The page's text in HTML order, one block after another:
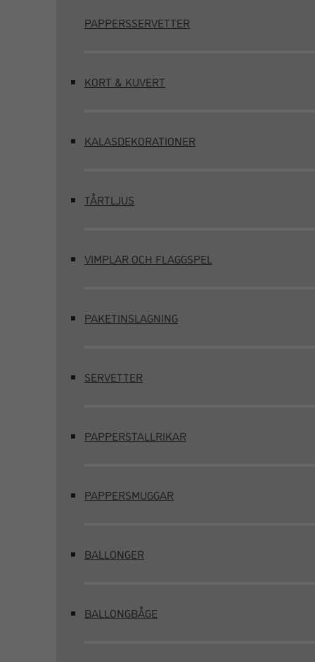
PAPPERSSERVETTER
KORT & KUVERT
KALASDEKORATIONER
TÅRTLJUS
VIMPLAR OCH FLAGGSPEL
PAKETINSLAGNING
SERVETTER
PAPPERSTALLRIKAR
PAPPERSMUGGAR
BALLONGER
BALLONGBÅGE